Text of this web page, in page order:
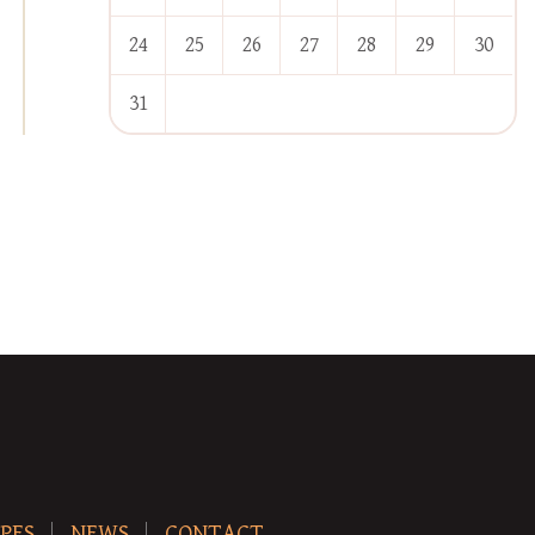
24 25 26 27 28 29 30
31